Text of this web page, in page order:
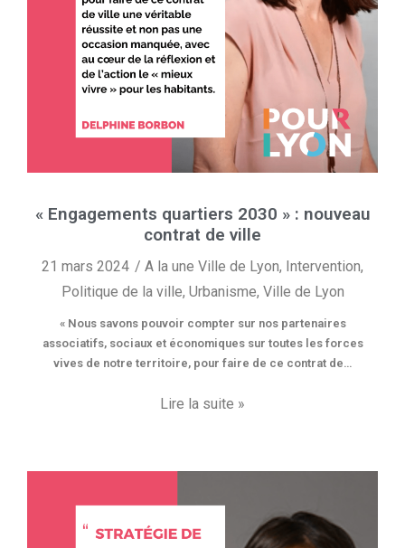
« Engagements quartiers 2030 » : nouveau
contrat de ville
21 mars 2024 A la une Ville de Lyon, Intervention,
Politique de la ville, Urbanisme, Ville de Lyon
« Nous savons pouvoir compter sur nos partenaires
associatifs, sociaux et économiques sur toutes les forces
vives de notre territoire, pour faire de ce contrat de…
Lire la suite »